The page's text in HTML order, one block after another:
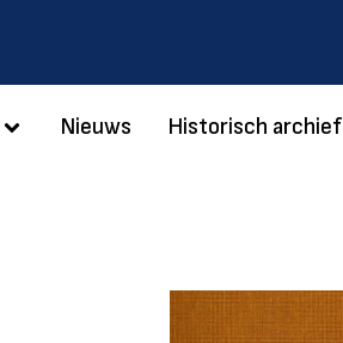
Nieuws Historisch archief